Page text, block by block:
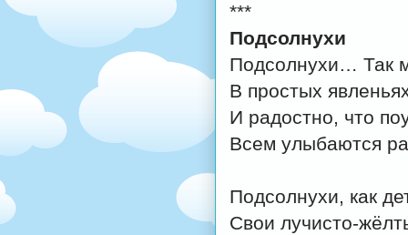
***
Подсолнухи
Подсолнухи… Так
В простых
И радостно, что
Всем улыбаются
Подсолнухи, как
Свои лучисто-